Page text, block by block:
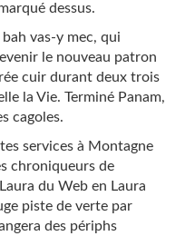
dessus.
bah vas-y mec, qui
le nouveau patron
cuir durant deux trois
la Vie. Terminé Panam,
cagoles.
services à Montagne
chroniqueurs de
du Web en Laura
piste de verte par
des périphs